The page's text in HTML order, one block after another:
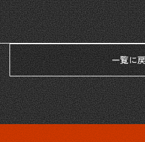
一覧に